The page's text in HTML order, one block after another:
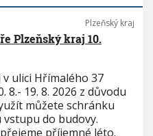
Plzeňský kraj
Plzeňský kraj 10.
ulici Hřímalého 37
8.- 19. 8. 2026 z důvodu
můžete schránku
do budovy.
příjemné léto.